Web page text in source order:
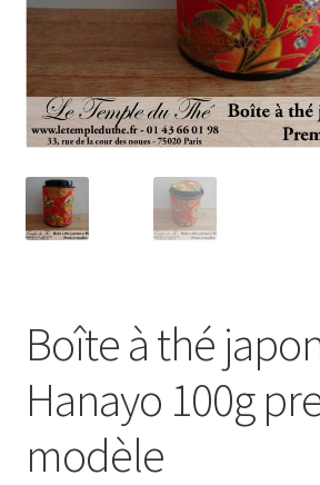
Boîte à thé
Hanayo 100g
modèle